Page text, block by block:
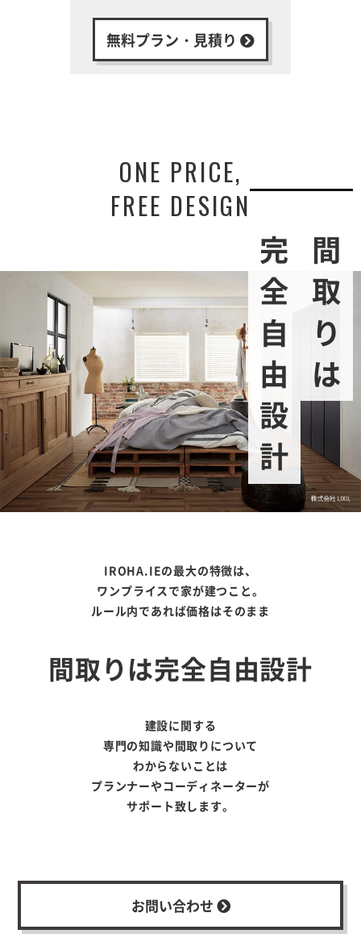
無料プラン・見積り
ONE PRICE,
FREE DESIGN
間取りは
完全自由設計
IROHA.IEの最大の特徴は、
ワンプライスで家が建つこと。
ルール内であれば価格はそのまま
間取りは完全自由設計
建設に関する
専門の知識や間取りについて
わからないことは
プランナーやコーディネーターが
サポート致します。
お問い合わせ